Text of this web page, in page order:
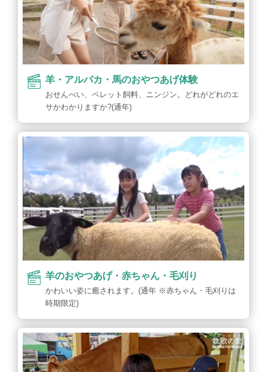
羊・アルパカ・馬のおやつあげ体験
おせんべい、ペレット飼料、ニンジン。どれがどれのエ
サかわかりますか?(通年)
羊のおやつあげ・赤ちゃん・毛刈り
かわいい姿に癒されます。(通年 ※赤ちゃん・毛刈りは
時期限定)